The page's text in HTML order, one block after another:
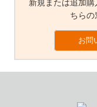
新規または追加
ちらの
お問